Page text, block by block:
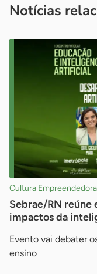
Notícias
Cultura Empreendedora
Sebrae/RN reúne
impactos da
Evento vai debater
ensino